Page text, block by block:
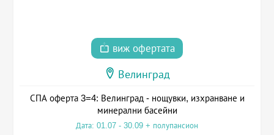
виж офертата
Велинград
СПА оферта 3=4: Велинград - нощувки, изхранване и
минерални басейни
Дата: 01.07 - 30.09 + полупансион